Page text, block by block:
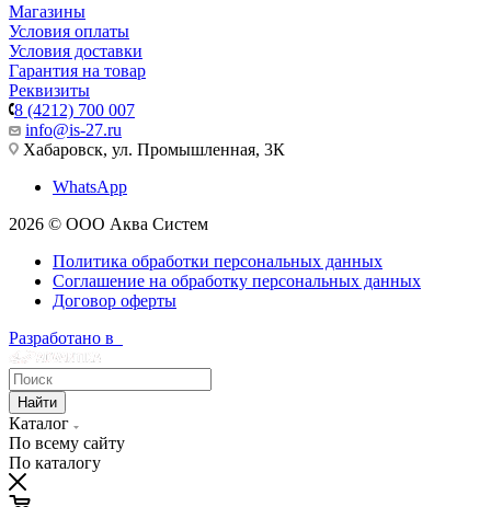
Магазины
Условия оплаты
Условия доставки
Гарантия на товар
Реквизиты
8 (4212) 700 007
info@is-27.ru
Хабаровск, ул. Промышленная, 3К
WhatsApp
2026 © ООО Аква Систем
Политика обработки персональных данных
Соглашение на обработку персональных данных
Договор оферты
Разработано в
Найти
Каталог
По всему сайту
По каталогу